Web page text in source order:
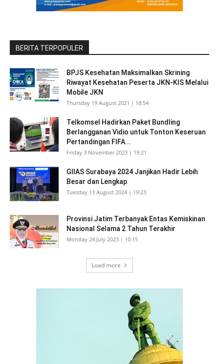
BERITA TERPOPULER
BPJS Kesehatan Maksimalkan Skrining
Riwayat Kesehatan Peserta JKN-KIS Melalui
Mobile JKN
Thursday 19 August 2021 | 18:54
Telkomsel Hadirkan Paket Bundling
Berlangganan Vidio untuk Tonton Keseruan
Pertandingan FIFA...
Friday 3 November 2023 | 19:21
GIIAS Surabaya 2024 Janjikan Hadir Lebih
Besar dan Lengkap
Tuesday 13 August 2024 | 19:23
Provinsi Jatim Terbanyak Entas Kemiskinan
Nasional Selama 2 Tahun Terakhir
Monday 24 July 2023 | 10:15
Load more